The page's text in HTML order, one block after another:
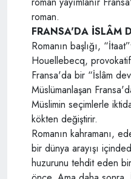
roman.
FRANSA'DA İSLÂM
Romanın başlığı,
Houellebecq,
Fransa'da bir “İslâm
Müslümanlaşan
Müslimin seçimlerle
kökten değiştirir.
Romanın kahramanı,
bir dünya arayışı
huzurunu tehdit eden